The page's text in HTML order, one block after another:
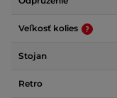
Veľkosť kolies
Stojan
Retro